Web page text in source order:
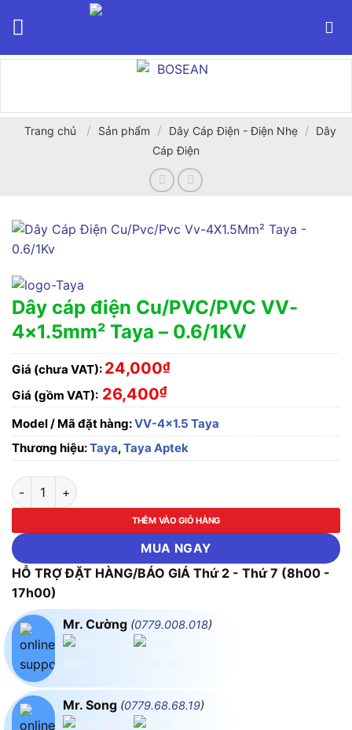
Trang chủ / Sản phẩm / Dây Cáp Điện - Điện Nhẹ / Dây
Cáp Điện
Dây cáp điện Cu/PVC/PVC VV-
4×1.5mm² Taya – 0.6/1KV
Giá (chưa VAT): 24,000₫
Giá (gồm VAT): 26,400₫
Model / Mã đặt hàng:VV-4x1.5 Taya
Thương hiệu:Taya,Taya Aptek
Dây cáp điện Cu/PVC/PVC VV-4x1.5mm² Taya - 0.6/1KV số
THÊM VÀO GIỎ HÀNG
MUA NGAY
HỖ TRỢ ĐẶT HÀNG/BÁO GIÁ Thứ 2 - Thứ 7 (8h00 -
17h00)
Mr. Cường (0779.008.018)
Mr. Song (0779.68.68.19)